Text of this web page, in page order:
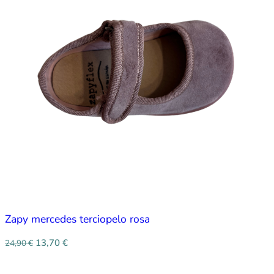
Zapy mercedes terciopelo rosa
24,90€ 13,70 €